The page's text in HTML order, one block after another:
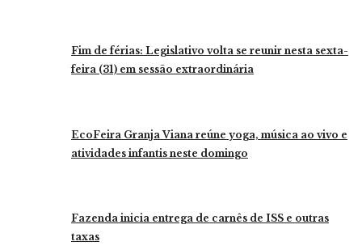
Fim de férias: Legislativo volta se reunir nesta sexta-
feira (31) em sessão extraordinária
EcoFeira Granja Viana reúne yoga, música ao vivo e
atividades infantis neste domingo
Fazenda inicia entrega de carnês de ISS e outras
taxas